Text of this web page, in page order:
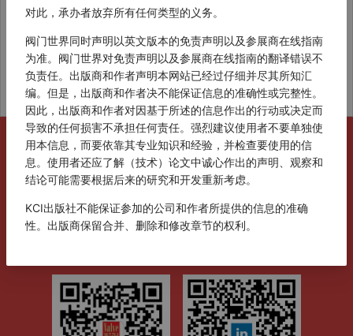
交通信息 更多信息
获取更多信息请联系：
研讨会：vwasia.conf@kci-world.com
联系电话：021-6351-9609
对此，承办者放弃所有任何类型的义务。
阀门世界同时声明以英文版本的免责声明以及参展商在线指南
为准。阀门世界对免责声明以及参展商在线指南的翻译错误不
负责任。出版商和作者声明本网站已经过仔细并尽其所知汇
编。但是，出版商和作者决不能保证信息的准确性或完整性。
因此，出版商和作者对因基于所述的信息作出的行动或决定而
导致的任何损害不承担任何责任。强烈建议使用者不要单独使
用本信息，而要依靠其专业知识和经验，并检查要使用的信
息。使用者还应了解（技术）论文中诚心作出的声明、观察和
结论可能需要根据后来的研究和开发重新考虑。
KCI出版社不能保证参加的公司和作者所提供的信息的准确
性。出版商保留合并、删除和修改章节的权利。
复制、存储在某一检索系统中或以任何方式或方式（包括电
子、机械、影印、录制或其他方式）传送。